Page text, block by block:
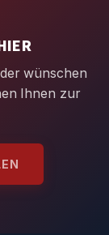
wünschen
Ihnen zur